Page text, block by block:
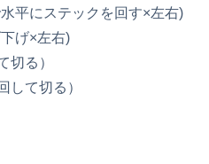
平にステックを回す×左右)
げ×左右)
切る）
して切る）